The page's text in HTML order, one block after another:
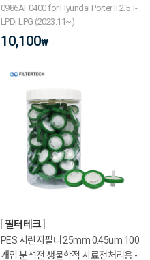
0986AF0400 for Hyundai Porter II 2.5 T-
LPDi LPG (2023.11~)
10,100₩
필터테크
PES 시린지필터 25mm 0.45um 100
개입 분석전 생물학적 시료전처리용 -